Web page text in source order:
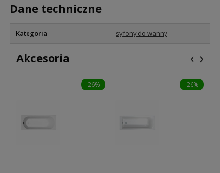
Dane techniczne
Kategoria syfony do wanny
Akcesoria
-26% -26%
‹ ›